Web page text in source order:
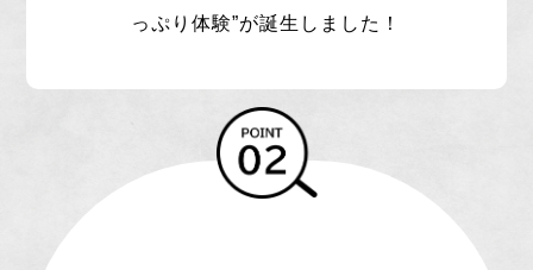
っぷり体験”が誕生しました！